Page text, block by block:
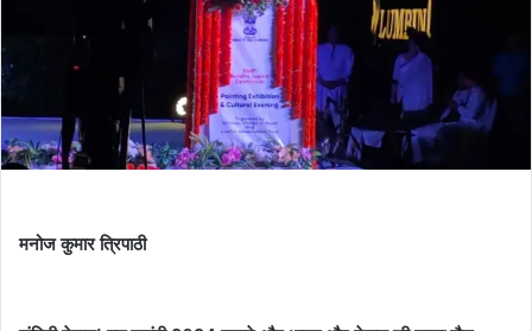
मनोज कुमार त्रिपाठी